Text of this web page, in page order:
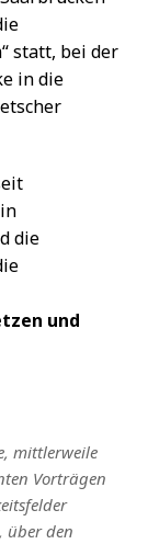
statt, bei der
in die
die
und
mittlerweile
Vorträgen
über den